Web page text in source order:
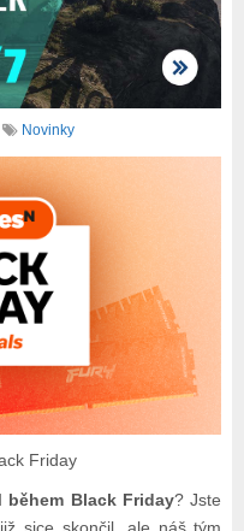
Novinky
Friday
během Black Friday? Jste